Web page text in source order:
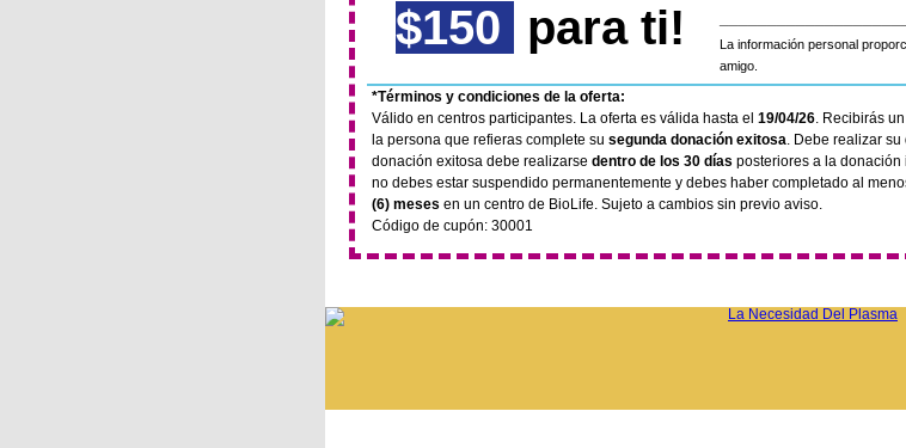
$150 para ti!
La información personal
amigo.
*Términos y condiciones de la oferta:
Válido en centros participantes. La oferta es válida hasta el 19/04/26. Recibirás un
la persona que refieras complete su segunda donación exitosa. Debe realizar su
donación exitosa debe realizarse dentro de los 30 días posteriores a la
no debes estar suspendido permanentemente y debes haber completado al
(6) meses en un centro de BioLife. Sujeto a cambios sin previo aviso.
Código de cupón: 30001